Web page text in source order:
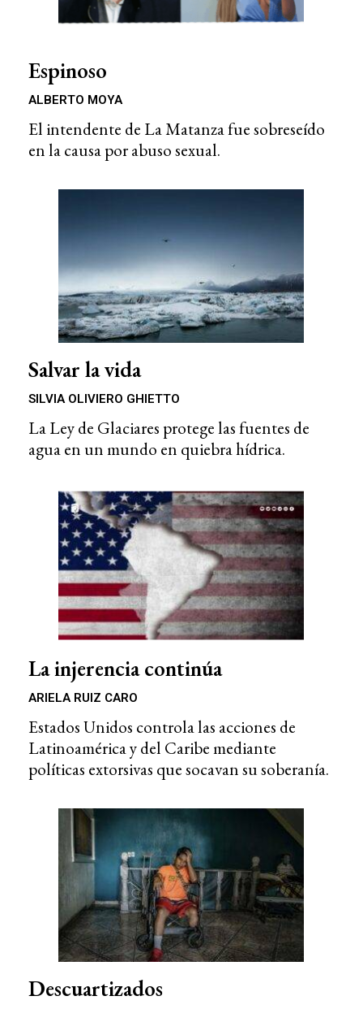
Espinoso
ALBERTO MOYA
El intendente de La Matanza fue sobreseído
en la causa por abuso sexual.
Salvar la vida
SILVIA OLIVIERO GHIETTO
La Ley de Glaciares protege las fuentes de
agua en un mundo en quiebra hídrica.
La injerencia continúa
ARIELA RUIZ CARO
Estados Unidos controla las acciones de
Latinoamérica y del Caribe mediante
políticas extorsivas que socavan su soberanía.
Descuartizados